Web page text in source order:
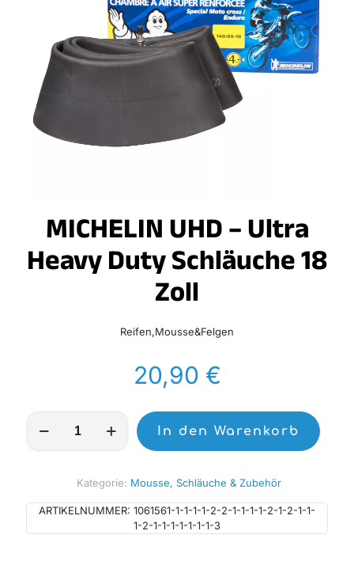
MICHELIN UHD – Ultra
Heavy Duty Schläuche 18
Zoll
Reifen,Mousse&Felgen
20,90 €
UHD
Schläuche
Zoll
In den Warenkorb
ARTIKELNUMMER: 1061561-1-1-1-1-2-2-1-1-1-1-2-1-2-1-1-
1-2-1-1-1-1-1-1-1-3
Kategorie: Mousse, Schläuche & Zubehör